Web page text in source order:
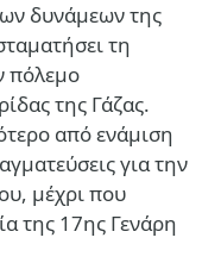
δυνάμεων της
τη
πόλεμο
της Γάζας.
από ενάμιση
για την
μέχρι που
της 17ης Γενάρη